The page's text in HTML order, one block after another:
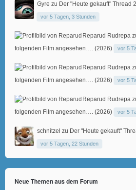
Gyre zu Der "Heute gekauft" Thread
vor 5 Tagen, 3 Stunden
Reparud Rudrepa
folgenden Film angesehen…. (2026)
vor 5
Reparud Rudrepa
folgenden Film angesehen…. (2026)
vor 5
Reparud Rudrepa
folgenden Film angesehen…. (2026)
vor 5
schnitzel zu Der "Heute gekauft"
vor 5 Tagen, 22 Stunden
Neue Themen aus dem Forum